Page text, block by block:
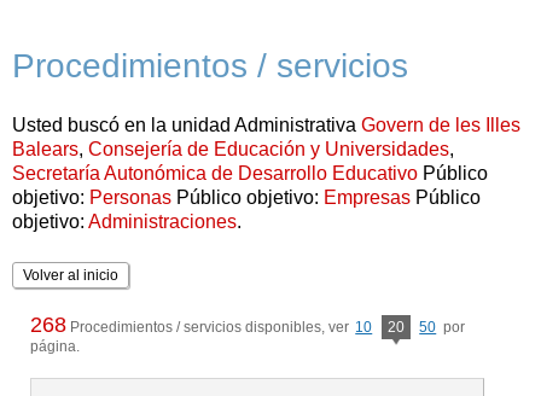
Procedimientos / servicios
Usted buscó en la unidad Administrativa Govern de les Illes
Balears, Consejería de Educación y Universidades,
Secretaría Autonómica de Desarrollo Educativo Público
objetivo: Personas Público objetivo: Empresas Público
objetivo: Administraciones.
Volver al inicio
268 Procedimientos / servicios disponibles, ver 10 20 50 por
página.